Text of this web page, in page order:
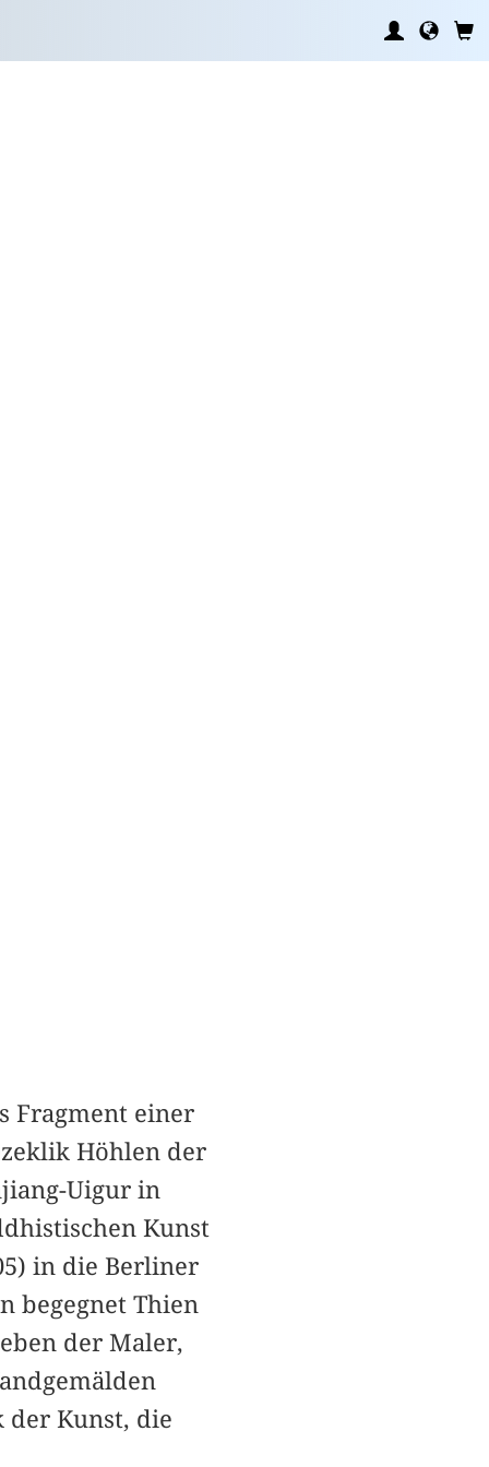
Fragment einer
Höhlen der
Uigur in
Kunst
in die Berliner
begegnet Thien
der Maler,
der Kunst, die